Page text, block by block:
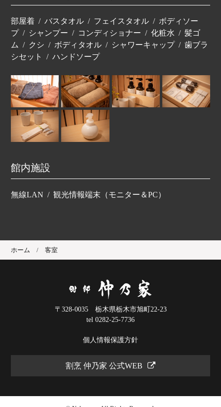
部屋着 バスタオル フェイスタオル
ボディソー
プ
シャンプー コンディショナー 化粧水
髪ゴ
ム
クシ ボディタオル シャワーキャップ
歯ブラ
シセット
ハンドソープ
館内施設
無線LAN 観光情報端末（モニター＆PC）
ホーム 客室
〒328-0035 栃木県栃木市旭町22-23
tel 0282-25-7736
個人情報保護方針
割烹 仲乃家 公式WEB